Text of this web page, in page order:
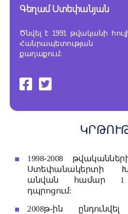
Գեղամ Ստեփանյան
Ծնվել է 1991 թվականի
Հանրապետության
քաղաքում:
1998-2008
Ստեփանակերտի
անվան համար 1
դպրոցում:
2008թ-ին